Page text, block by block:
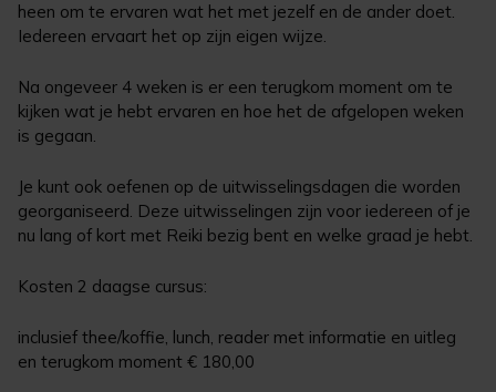
heen om te ervaren wat het met jezelf en de ander doet.
Iedereen ervaart het op zijn eigen wijze.
Na ongeveer 4 weken is er een terugkom moment om te
kijken wat je hebt ervaren en hoe het de afgelopen weken
is gegaan.
Je kunt ook oefenen op de uitwisselingsdagen die worden
georganiseerd. Deze uitwisselingen zijn voor iedereen of je
nu lang of kort met Reiki bezig bent en welke graad je hebt.
Kosten 2 daagse cursus:
inclusief thee/koffie, lunch, reader met informatie en uitleg
en terugkom moment € 180,00